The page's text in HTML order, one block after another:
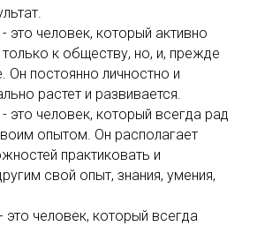
это человек, который активно
только к обществу, но, и, прежде
Он постоянно личностно и
растет и развивается.
это человек, который всегда рад
опытом. Он располагает
практиковать и
свой опыт, знания, умения,
человек, который всегда